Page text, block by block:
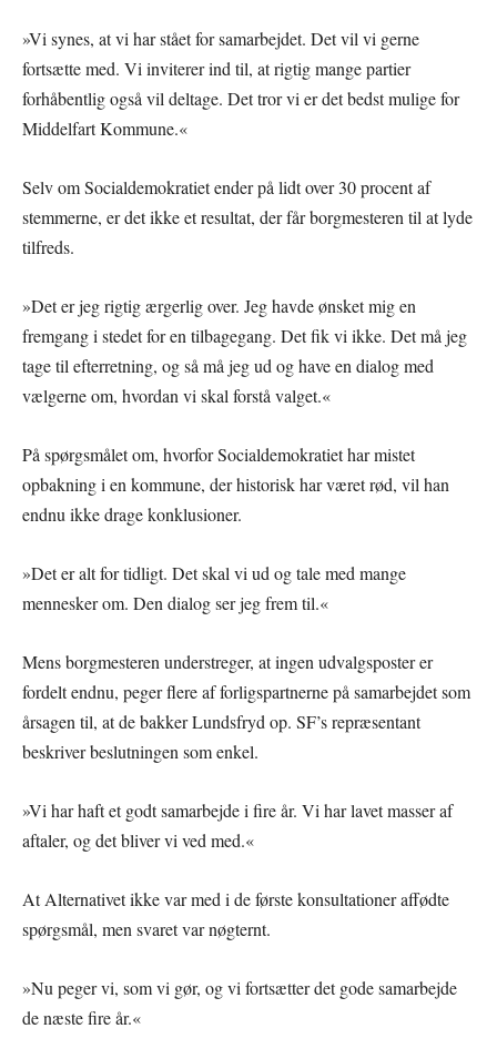
»Vi synes, at vi har stået for samarbejdet. Det vil vi gerne
fortsætte med. Vi inviterer ind til, at rigtig mange partier
forhåbentlig også vil deltage. Det tror vi er det bedst mulige for
Middelfart Kommune.«
Selv om Socialdemokratiet ender på lidt over 30 procent af
stemmerne, er det ikke et resultat, der får borgmesteren til at lyde
tilfreds.
»Det er jeg rigtig ærgerlig over. Jeg havde ønsket mig en
fremgang i stedet for en tilbagegang. Det fik vi ikke. Det må jeg
tage til efterretning, og så må jeg ud og have en dialog med
vælgerne om, hvordan vi skal forstå valget.«
På spørgsmålet om, hvorfor Socialdemokratiet har mistet
opbakning i en kommune, der historisk har været rød, vil han
endnu ikke drage konklusioner.
»Det er alt for tidligt. Det skal vi ud og tale med mange
mennesker om. Den dialog ser jeg frem til.«
Mens borgmesteren understreger, at ingen udvalgsposter er
fordelt endnu, peger flere af forligspartnerne på samarbejdet som
årsagen til, at de bakker Lundsfryd op. SF’s repræsentant
beskriver beslutningen som enkel.
»Vi har haft et godt samarbejde i fire år. Vi har lavet masser af
aftaler, og det bliver vi ved med.«
At Alternativet ikke var med i de første konsultationer affødte
spørgsmål, men svaret var nøgternt.
»Nu peger vi, som vi gør, og vi fortsætter det gode samarbejde
de næste fire år.«